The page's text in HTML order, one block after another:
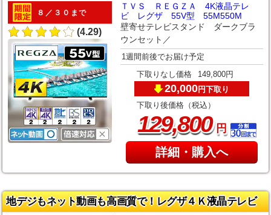
８／３０まで
(4.29)
ＴＶＳ ＲＥＧＺＡ 4K液晶テレ
ビ レグザ 55V型 55M550M
壁寄せテレビスタンド ダークブラ
ウンセット／
1週間前後でお届け予定
下取りなし価格 149,800円
20,000円下取り
下取り後価格（税込）
129,800円
詳細・購入へ
地デジもネット動画も高画質で！レグザ４Ｋ液晶テレビ